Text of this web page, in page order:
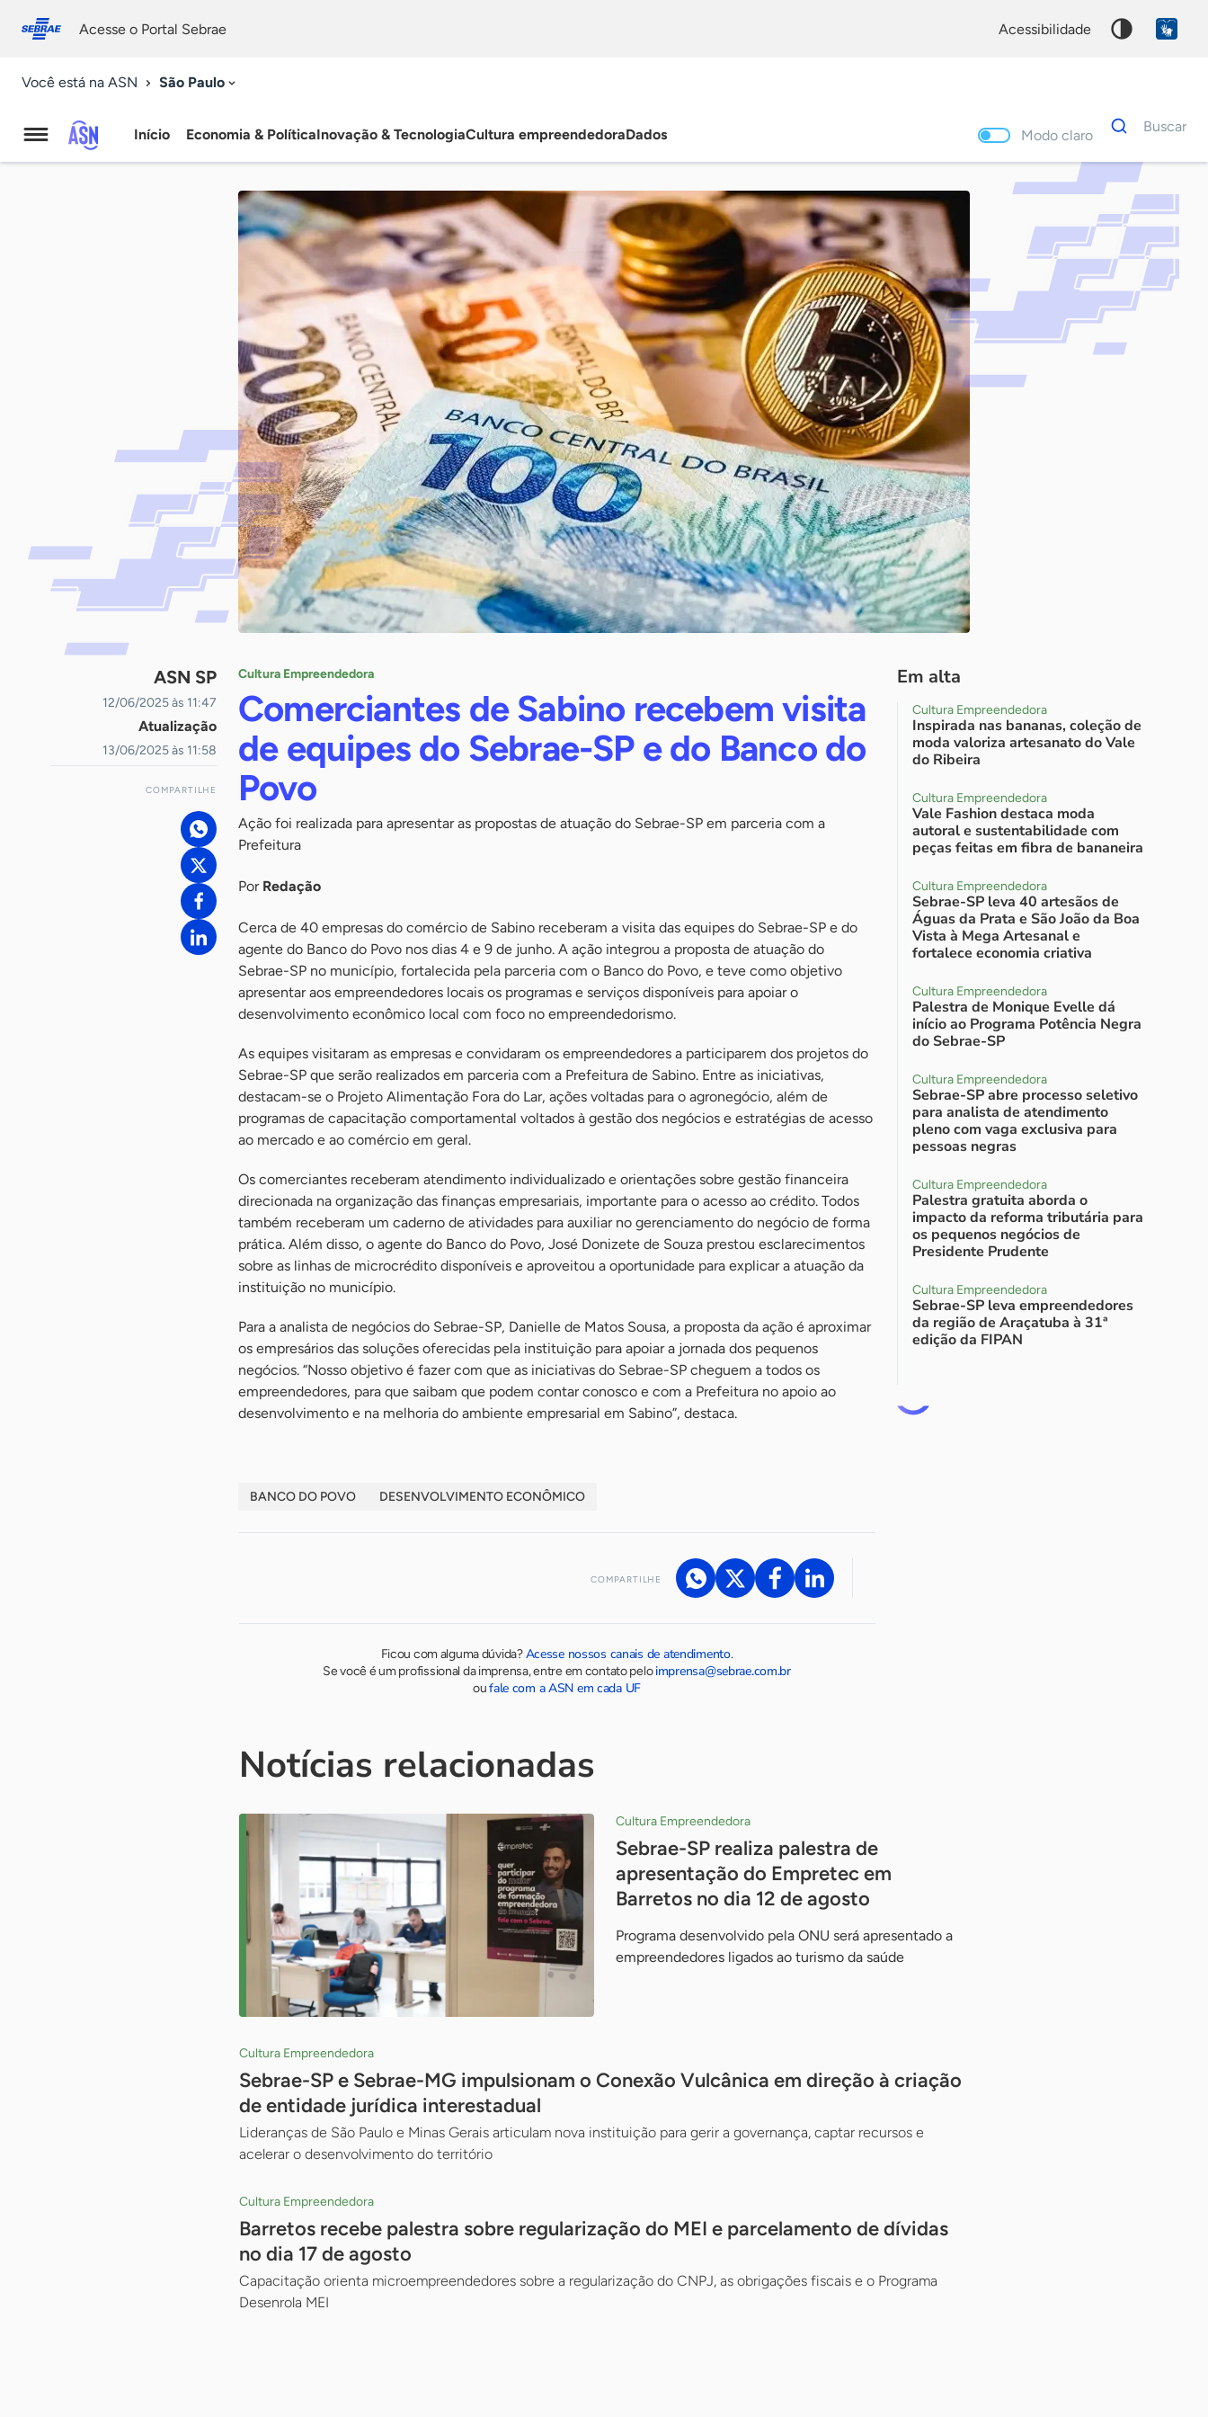
conosco
Acesse o Portal Sebrae acessibilidade
Você está na ASN São Paulo
Agência
Início Economia & PolíticaInovação & TecnologiaCultura empreendedoraDados Modo claro
Dados
para
Buscar
Palavra
chave
ASN SP
12/06/2025 às 11:47
Atualização
13/06/2025 às 11:58
COMPARTILHE
Cultura Empreendedora
Comerciantes de Sabino recebem visita
de equipes do Sebrae-SP e do Banco do
Povo
Ação foi realizada para apresentar as propostas de atuação do Sebrae-SP em parceria com a
Prefeitura
Por Redação
Cerca de 40 empresas do comércio de Sabino receberam a visita das equipes do Sebrae-SP e do
agente do Banco do Povo nos dias 4 e 9 de junho. A ação integrou a proposta de atuação do
Sebrae-SP no município, fortalecida pela parceria com o Banco do Povo, e teve como objetivo
apresentar aos empreendedores locais os programas e serviços disponíveis para apoiar o
desenvolvimento econômico local com foco no empreendedorismo.
As equipes visitaram as empresas e convidaram os empreendedores a participarem dos projetos do
Sebrae-SP que serão realizados em parceria com a Prefeitura de Sabino. Entre as iniciativas,
destacam-se o Projeto Alimentação Fora do Lar, ações voltadas para o agronegócio, além de
programas de capacitação comportamental voltados à gestão dos negócios e estratégias de acesso
ao mercado e ao comércio em geral.
Os comerciantes receberam atendimento individualizado e orientações sobre gestão financeira
direcionada na organização das finanças empresariais, importante para o acesso ao crédito. Todos
também receberam um caderno de atividades para auxiliar no gerenciamento do negócio de forma
prática. Além disso, o agente do Banco do Povo, José Donizete de Souza prestou esclarecimentos
sobre as linhas de microcrédito disponíveis e aproveitou a oportunidade para explicar a atuação da
instituição no município.
Para a analista de negócios do Sebrae-SP, Danielle de Matos Sousa, a proposta da ação é aproximar
os empresários das soluções oferecidas pela instituição para apoiar a jornada dos pequenos
negócios. “Nosso objetivo é fazer com que as iniciativas do Sebrae-SP cheguem a todos os
empreendedores, para que saibam que podem contar conosco e com a Prefeitura no apoio ao
desenvolvimento e na melhoria do ambiente empresarial em Sabino”, destaca.
BANCO DO POVO DESENVOLVIMENTO ECONÔMICO
COMPARTILHE
Ficou com alguma dúvida?Acesse nossos canais de atendimento.
Se você é um profissional da imprensa, entre em contato peloimprensa@sebrae.com.br
oufale com a ASN em cada UF
Em alta
Cultura Empreendedora
Inspirada nas bananas, coleção de
moda valoriza artesanato do Vale
do Ribeira
Cultura Empreendedora
Vale Fashion destaca moda
autoral e sustentabilidade com
peças feitas em fibra de bananeira
Cultura Empreendedora
Sebrae-SP leva 40 artesãos de
Águas da Prata e São João da Boa
Vista à Mega Artesanal e
fortalece economia criativa
Cultura Empreendedora
Palestra de Monique Evelle dá
início ao Programa Potência Negra
do Sebrae-SP
Cultura Empreendedora
Sebrae-SP abre processo seletivo
para analista de atendimento
pleno com vaga exclusiva para
pessoas negras
Cultura Empreendedora
Palestra gratuita aborda o
impacto da reforma tributária para
os pequenos negócios de
Presidente Prudente
Cultura Empreendedora
Sebrae-SP leva empreendedores
da região de Araçatuba à 31ª
edição da FIPAN
Notícias relacionadas
Cultura Empreendedora
Sebrae-SP realiza palestra de
apresentação do Empretec em
Barretos no dia 12 de agosto
Programa desenvolvido pela ONU será apresentado a
empreendedores ligados ao turismo da saúde
Cultura Empreendedora
Sebrae-SP e Sebrae-MG impulsionam o Conexão Vulcânica em direção à criação
de entidade jurídica interestadual
Lideranças de São Paulo e Minas Gerais articulam nova instituição para gerir a governança, captar recursos e
acelerar o desenvolvimento do território
Cultura Empreendedora
Barretos recebe palestra sobre regularização do MEI e parcelamento de dívidas
no dia 17 de agosto
Capacitação orienta microempreendedores sobre a regularização do CNPJ, as obrigações fiscais e o Programa
Desenrola MEI